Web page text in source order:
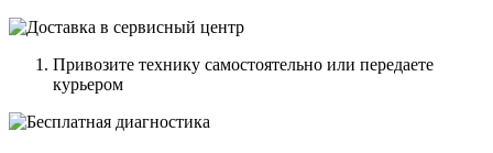
Привозите технику самостоятельно или передаете
курьером